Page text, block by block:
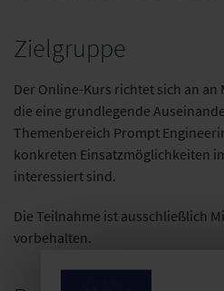
Zielgruppe
Der Online-Kurs richtet sich an
die eine grundlegende
Themenbereich Prompt
konkreten Einsatzmöglichkeiten
interessiert sind.
Die Teilnahme ist ausschließlich
vorbehalten.